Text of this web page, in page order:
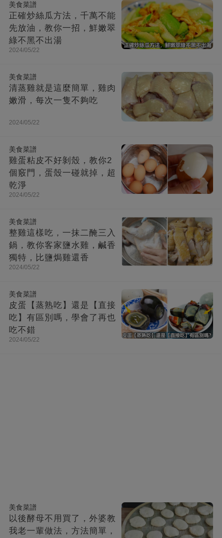
美食菜譜
正確炒絲瓜方法，千萬不能
先放油，教你一招，鮮嫩翠
綠不黑不出湯
2024/05/22
美食菜譜
清蒸雞就是這麼簡單，雞肉
嫩滑，每次一隻不夠吃
2024/05/22
美食菜譜
雞蛋粘皮不好剝殼，教你2
個竅門，蛋殼一碰就掉，超
乾淨
2024/05/22
美食菜譜
整雞這樣吃，一抹二醃三入
鍋，教你客家鹽水雞，鹹香
獨特，比鹽焗雞還香
2024/05/22
美食菜譜
皮蛋【蒸熟吃】還是【直接
吃】有區別嗎，學會了再也
吃不錯
2024/05/22
美食菜譜
以後酵母不用買了，外婆教
我老一輩做法，方法簡單，